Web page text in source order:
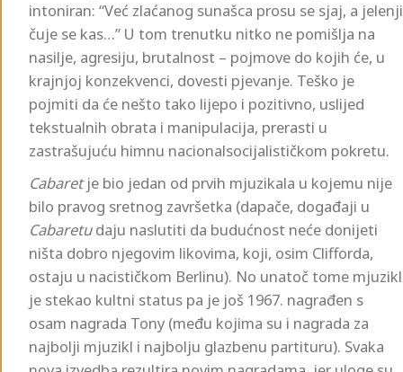
intoniran: “Već zlaćanog sunašca prosu se sjaj, a jelenji
čuje se kas…” U tom trenutku nitko ne pomišlja na
nasilje, agresiju, brutalnost – pojmove do kojih će, u
krajnjoj konzekvenci, dovesti pjevanje. Teško je
pojmiti da će nešto tako lijepo i pozitivno, uslijed
tekstualnih obrata i manipulacija, prerasti u
zastrašujuću himnu nacionalsocijalističkom pokretu.
Cabaretje bio jedan od prvih mjuzikala u kojemu nije
bilo pravog sretnog završetka (dapače, događaji u
Cabaretudaju naslutiti da budućnost neće donijeti
ništa dobro njegovim likovima, koji, osim Clifforda,
ostaju u nacističkom Berlinu). No unatoč tome mjuzikl
je stekao kultni status pa je još 1967. nagrađen s
osam nagrada Tony (među kojima su i nagrada za
najbolji mjuzikl i najbolju glazbenu partituru). Svaka